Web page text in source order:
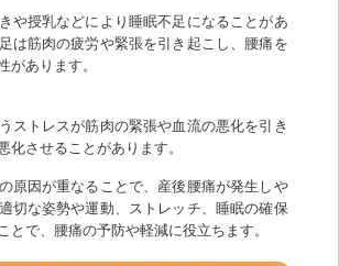
や授乳などにより睡眠不足になることがあ
は筋肉の疲労や緊張を引き起こし、腰痛を
があります。
ストレスが筋肉の緊張や血流の悪化を引き
化させることがあります。
原因が重なることで、産後腰痛が発生しや
切な姿勢や運動、ストレッチ、睡眠の確保
とで、腰痛の予防や軽減に役立ちます。